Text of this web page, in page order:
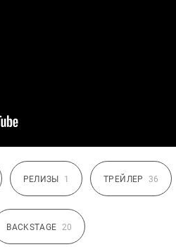
РЕЛИЗЫ 1 ТРЕЙЛЕР 36
BACKSTAGE 20